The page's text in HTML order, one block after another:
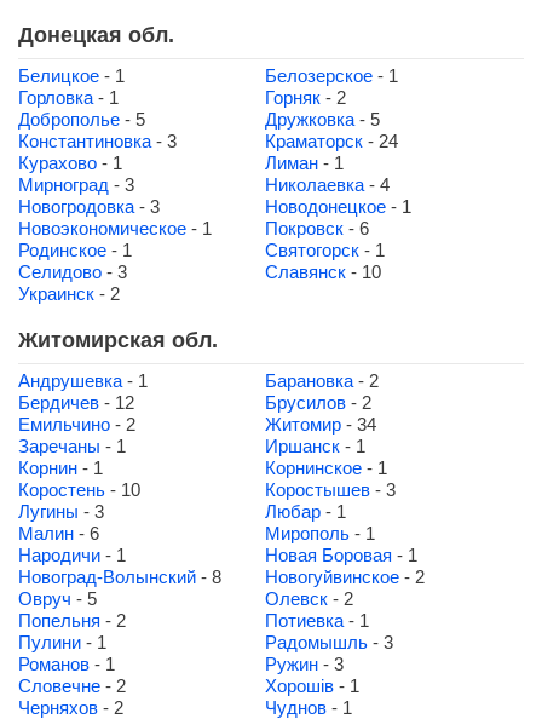
Донецкая обл.
Белицкое - 1 Белозерское - 1
Горловка - 1 Горняк - 2
Доброполье - 5 Дружковка - 5
Константиновка - 3 Краматорск - 24
Курахово - 1 Лиман - 1
Мирноград - 3 Николаевка - 4
Новогродовка - 3 Новодонецкое - 1
Новоэкономическое - 1 Покровск - 6
Родинское - 1 Святогорск - 1
Селидово - 3 Славянск - 10
Украинск - 2
Житомирская обл.
Андрушевка - 1 Барановка - 2
Бердичев - 12 Брусилов - 2
Емильчино - 2 Житомир - 34
Заречаны - 1 Иршанск - 1
Корнин - 1 Корнинское - 1
Коростень - 10 Коростышев - 3
Лугины - 3 Любар - 1
Малин - 6 Мирополь - 1
Народичи - 1 Новая Боровая - 1
Новоград-Волынский - 8 Новогуйвинское - 2
Овруч - 5 Олевск - 2
Попельня - 2 Потиевка - 1
Пулини - 1 Радомышль - 3
Романов - 1 Ружин - 3
Словечне - 2 Хорошів - 1
Черняхов - 2 Чуднов - 1